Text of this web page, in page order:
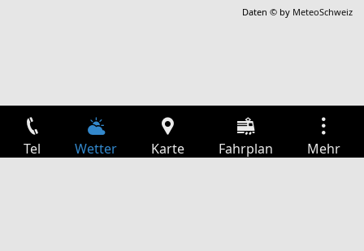
Daten © by MeteoSchweiz
Tel Wetter Karte Fahrplan Mehr